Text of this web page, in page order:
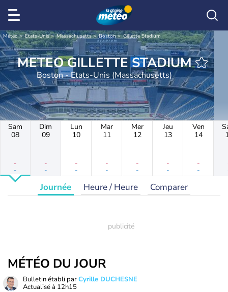
Météo Etats-Unis Massachusetts Boston Gillette Stadium
METEO GILLETTE STADIUM
Boston - Etats-Unis (Massachusetts)
Sam
08
-
-
Dim
09
-
-
Lun
10
-
-
Mar
11
-
-
Mer
12
-
-
Jeu
13
-
-
Ven
14
-
-
Journée Heure / Heure Comparer
MÉTÉO DU JOUR
Bulletin établi parCyrille DUCHESNE
Actualisé à 12h15